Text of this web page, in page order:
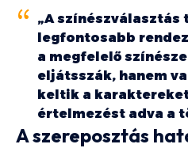
„A színészválasztás
legfontosabb
a megfelelő
eljátsszák, hanem
keltik a
értelmezést adva a
A szereposztás